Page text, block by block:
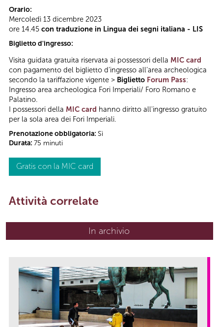
Orario:
Mercoledì 13 dicembre 2023
ore 14.45 con traduzione in Lingua dei segni italiana - LIS
Biglietto d'ingresso:
Visita guidata gratuita riservata ai possessori della MIC card
con pagamento del biglietto d’ingresso all’area archeologica
secondo la tariffazione vigente > Biglietto Forum Pass:
Ingresso area archeologica Fori Imperiali/ Foro Romano e
Palatino.
I possessori della MIC card hanno diritto all'ingresso gratuito
per la sola area dei Fori Imperiali.
Prenotazione obbligatoria: Sì
Durata: 75 minuti
Gratis con la MIC card
Attività correlate
In archivio